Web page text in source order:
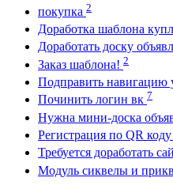
покупка 2
Доработка шаблона
Доработать доску
Заказ шаблона! 2
Подправить навигацию
Починить логин вк 7
Нужна мини-доска
Регистрация по QR коду
Требуется доработать
Модуль сиквелы и